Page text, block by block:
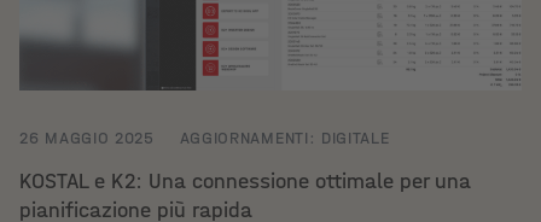
26 MAGGIO 2025 AGGIORNAMENTI: DIGITALE
KOSTAL e K2: Una connessione ottimale per una
pianificazione più rapida